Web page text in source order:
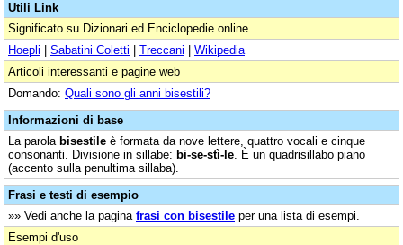
Utili Link
Significato su Dizionari ed Enciclopedie online
Hoepli | Sabatini Coletti | Treccani | Wikipedia
Articoli interessanti e pagine web
Domando: Quali sono gli anni bisestili?
Informazioni di base
La parola bisestile è formata da nove lettere, quattro vocali e cinque
consonanti. Divisione in sillabe: bi-se-stì-le . È un quadrisillabo piano
(accento sulla penultima sillaba).
Frasi e testi di esempio
»» Vedi anche la pagina frasi con bisestile per una lista di esempi.
Esempi d'uso